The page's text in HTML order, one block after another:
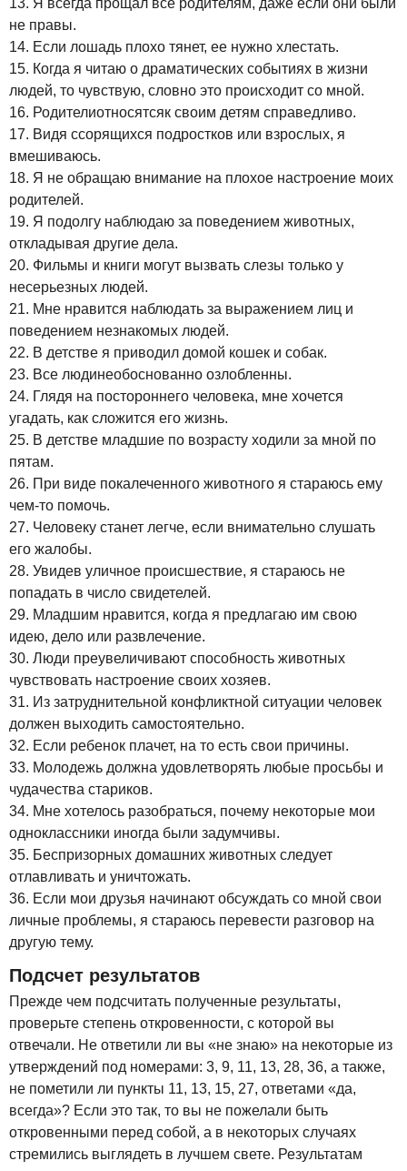
не правы.
14. Если лошадь плохо тянет, ее нужно хлестать.
15. Когда я читаю о драматических событиях в жизни
людей, то чувствую, словно это происходит со мной.
16. Родителиотносятсяк своим детям справедливо.
17. Видя ссорящихся подростков или взрослых, я
вмешиваюсь.
18. Я не обращаю внимание на плохое настроение моих
родителей.
19. Я подолгу наблюдаю за поведением животных,
откладывая другие дела.
20. Фильмы и книги могут вызвать слезы только у
несерьезных людей.
21. Мне нравится наблюдать за выражением лиц и
поведением незнакомых людей.
22. В детстве я приводил домой кошек и собак.
23. Все людинеобоснованно озлобленны.
24. Глядя на постороннего человека, мне хочется
угадать, как сложится его жизнь.
25. В детстве младшие по возрасту ходили за мной по
пятам.
26. При виде покалеченного животного я стараюсь ему
чем-то помочь.
27. Человеку станет легче, если внимательно слушать
его жалобы.
28. Увидев уличное происшествие, я стараюсь не
попадать в число свидетелей.
29. Младшим нравится, когда я предлагаю им свою
идею, дело или развлечение.
30. Люди преувеличивают способность животных
чувствовать настроение своих хозяев.
31. Из затруднительной конфликтной ситуации человек
должен выходить самостоятельно.
32. Если ребенок плачет, на то есть свои причины.
33. Молодежь должна удовлетворять любые просьбы и
чудачества стариков.
34. Мне хотелось разобраться, почему некоторые мои
одноклассники иногда были задумчивы.
35. Беспризорных домашних животных следует
отлавливать и уничтожать.
36. Если мои друзья начинают обсуждать со мной свои
личные проблемы, я стараюсь перевести разговор на
другую тему.
Подсчет результатов
Прежде чем подсчитать полученные результаты,
проверьте степень откровенности, с которой вы
отвечали. Не ответили ли вы «не знаю» на некоторые из
утверждений под номерами: 3, 9, 11, 13, 28, 36, а также,
не пометили ли пункты 11, 13, 15, 27, ответами «да,
всегда»? Если это так, то вы не пожелали быть
откровенными перед собой, а в некоторых случаях
стремились выглядеть в лучшем свете. Результатам